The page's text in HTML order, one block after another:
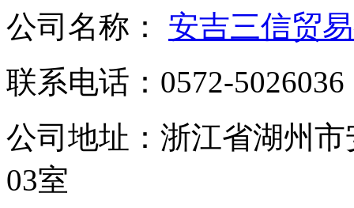
公司名称： 安吉三信贸
联系电话： 0572-5026036
公司地址： 浙江省湖州
03室